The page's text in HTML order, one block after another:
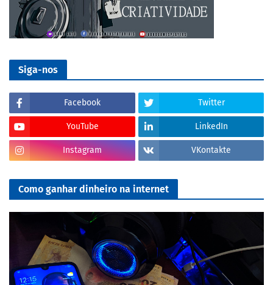
Siga-nos
Facebook Twitter
YouTube LinkedIn
Instagram VKontakte
Como ganhar dinheiro na internet